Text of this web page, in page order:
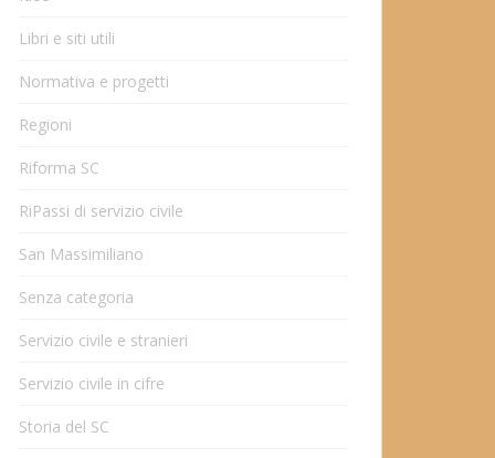
Libri e siti utili
Normativa e progetti
Regioni
Riforma SC
RiPassi di servizio civile
San Massimiliano
Senza categoria
Servizio civile e stranieri
Servizio civile in cifre
Storia del SC